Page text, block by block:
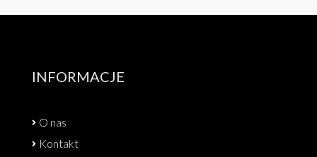
INFORMACJE
O nas
Kontakt